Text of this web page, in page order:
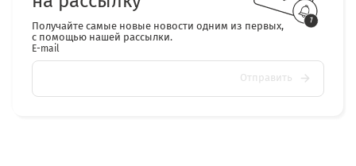
Получайте самые новые новости одним из первых,
с помощью нашей рассылки.
E-mail
Отправить